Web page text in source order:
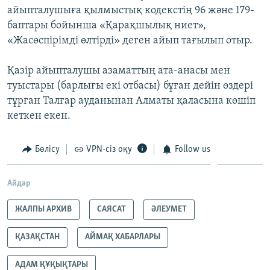
айыпталушыға қылмыстық кодекстің 96 және 179-
баптары бойынша «Қарақшылық ниет»,
«Жасөспірімді өлтірді» деген айып тағылып отыр.
Қазір айыпталушы азаматтың ата-анасы мен
туыстары (барлығы екі отбасы) бұған дейін өздері
тұрған Талғар ауданынан Алматы қаласына көшіп
кеткен екен.
Бөлісу VPN-сіз оқу Follow us
Айдар
ЖАЛПЫ АРХИВ САЯСАТ ӘЛЕУМЕТ
ҚАЗАҚСТАН АЙМАҚ ХАБАРЛАРЫ
АДАМ ҚҰҚЫҚТАРЫ